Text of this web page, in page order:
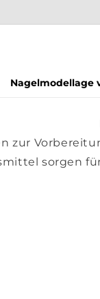
Nagelmodellage
zur
sorgen